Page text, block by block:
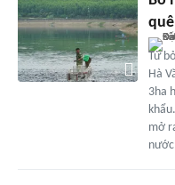
Từ
Hà
3ha
mở